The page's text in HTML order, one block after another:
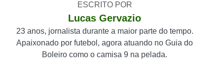
ESCRITO POR
Lucas Gervazio
23 anos, jornalista durante a maior parte do tempo.
Apaixonado por futebol, agora atuando no Guia do
Boleiro como o camisa 9 na pelada.